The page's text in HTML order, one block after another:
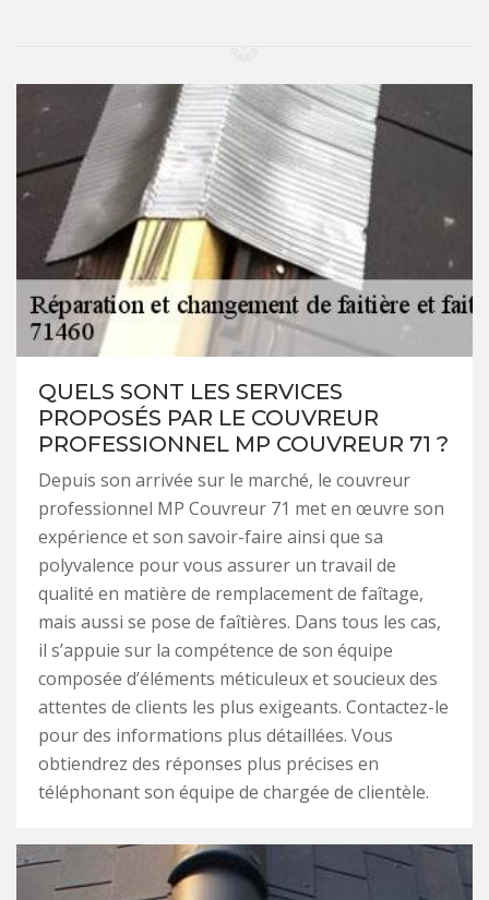
QUELS SONT LES SERVICES
PROPOSÉS PAR LE COUVREUR
PROFESSIONNEL MP COUVREUR 71 ?
Depuis son arrivée sur le marché, le couvreur
professionnel MP Couvreur 71 met en œuvre son
expérience et son savoir-faire ainsi que sa
polyvalence pour vous assurer un travail de
qualité en matière de remplacement de faîtage,
mais aussi se pose de faîtières. Dans tous les cas,
il s’appuie sur la compétence de son équipe
composée d’éléments méticuleux et soucieux des
attentes de clients les plus exigeants. Contactez-le
pour des informations plus détaillées. Vous
obtiendrez des réponses plus précises en
téléphonant son équipe de chargée de clientèle.